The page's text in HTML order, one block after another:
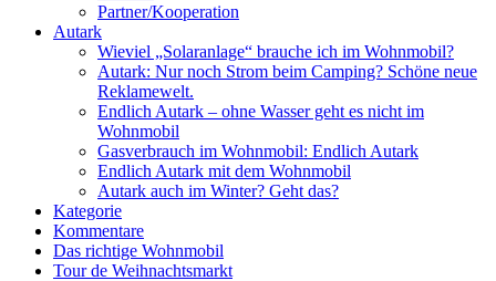
Partner/Kooperation
Autark
Wieviel „Solaranlage“ brauche ich im Wohnmobil?
Autark: Nur noch Strom beim Camping? Schöne neue
Reklamewelt.
Endlich Autark – ohne Wasser geht es nicht im
Wohnmobil
Gasverbrauch im Wohnmobil: Endlich Autark
Endlich Autark mit dem Wohnmobil
Autark auch im Winter? Geht das?
Kategorie
Kommentare
Das richtige Wohnmobil
Tour de Weihnachtsmarkt